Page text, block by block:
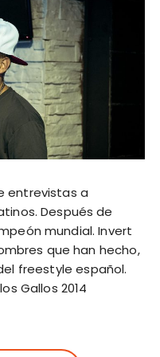
entrevistas a
Después de
mundial. Invert
que han hecho,
freestyle español.
Gallos 2014